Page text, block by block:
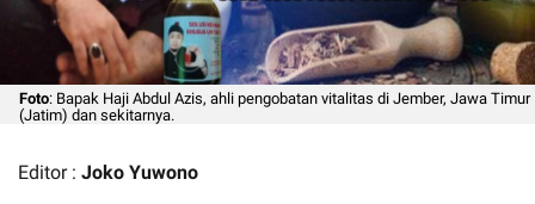
Foto: Bapak Haji Abdul Azis, ahli pengobatan vitalitas di Jember, Jawa Timur
(Jatim) dan sekitarnya.
Editor : Joko Yuwono